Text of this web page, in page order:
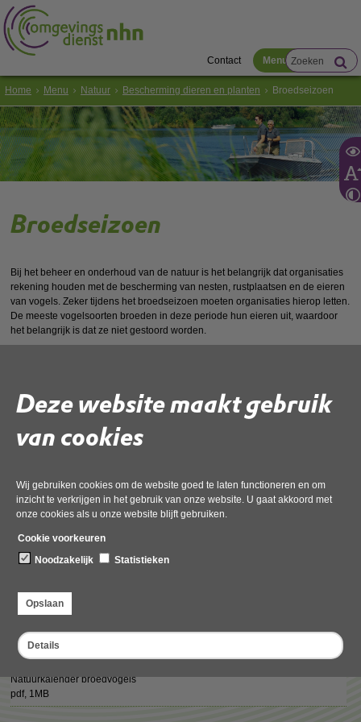
Deze website maakt gebruik
van cookies
Wij gebruiken cookies om de website goed te laten functioneren en om
inzicht te verkrijgen in het gebruik van onze website. U gaat akkoord met
onze cookies als u onze website blijft gebruiken.
Cookie voorkeuren
Noodzakelijk
Statistieken
Opslaan
Details
Contact Menu
Home Menu Natuur Bescherming dieren en planten Broedseizoen
Broedseizoen
Bij het beheer en onderhoud van de natuur is het belangrijk dat organisaties
rekening houden met de bescherming van nesten, rustplaatsen en de eieren
van vogels. Zeker tijdens het broedseizoen moeten organisaties hierop letten.
De meeste vogelsoorten broeden in deze periode hun eieren uit, waardoor
het belangrijk is dat ze niet gestoord worden.
Werkzaamheden tijdens het broedseizoen
Beschermde nesten buiten het broedseizoen
Deel deze pagina
Formulieren
Natuurkalender broedvogels
pdf, 1MB